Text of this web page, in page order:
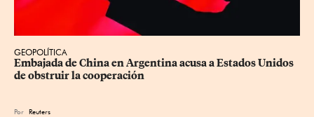
GEOPOLÍTICA
Embajada de China en Argentina acusa a Estados Unidos
de obstruir la cooperación
Por Reuters